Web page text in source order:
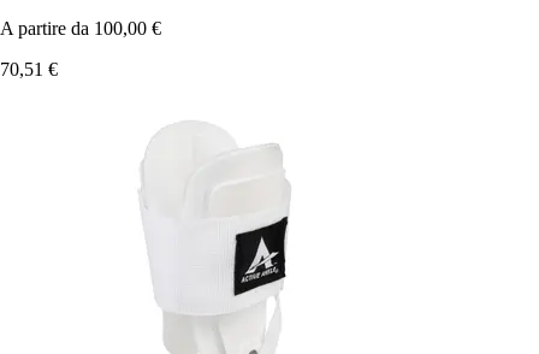
A partire da 100,00 €
70,51 €